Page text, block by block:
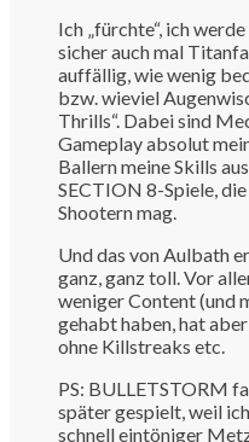
Ich „fürchte“, ich
sicher auch mal
auffällig, wie wenig
bzw. wieviel
Thrills“. Dabei sind
Gameplay absolut
Ballern meine Skills
SECTION 8-Spiele,
Shootern mag.
Und das von Aulbath
ganz, ganz toll. Vor
weniger Content (und
gehabt haben, hat
ohne Killstreaks etc.
PS: BULLETSTORM
später gespielt, weil
schnell eintöniger